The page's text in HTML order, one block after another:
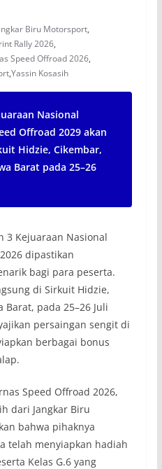
Biru Motorsport,
Rally 2026,
Speed Offroad 2026,
,Yassin Kosasih
Nasional
Offroad 2029 akan
Hidzie, Cikembar,
Barat pada 25–26
3 Kejuaraan Nasional
dipastikan
bagi para peserta.
di Sirkuit Hidzie,
Barat, pada 25–26 Juli
persaingan sengit di
berbagai bonus
Speed Offroad 2026,
dari Jangkar Biru
bahwa pihaknya
telah menyiapkan hadiah
Kelas G.6 yang